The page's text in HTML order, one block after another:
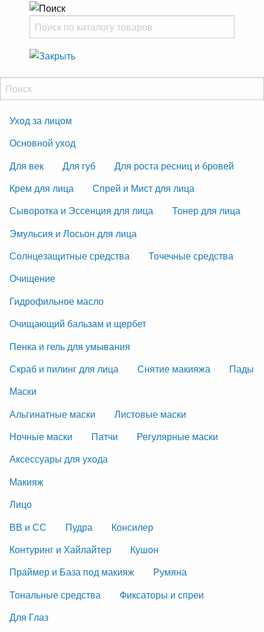
Уход за лицом
Основной уход
Для век
Для губ
Для роста ресниц и бровей
Крем для лица
Спрей и Мист для лица
Сыворотка и Эссенция для лица
Тонер для лица
Эмульсия и Лосьон для лица
Солнцезащитные средства
Точечные средства
Очищение
Гидрофильное масло
Очищающий бальзам и щербет
Пенка и гель для умывания
Скраб и пилинг для лица
Снятие макияжа
Пады
Маски
Альгинатные маски
Листовые маски
Ночные маски
Патчи
Регулярные маски
Аксессуары для ухода
Макияж
Лицо
ВВ и СС
Пудра
Консилер
Контуринг и Хайлайтер
Кушон
Праймер и База под макияж
Румяна
Тональные средства
Фиксаторы и спреи
Для Глаз